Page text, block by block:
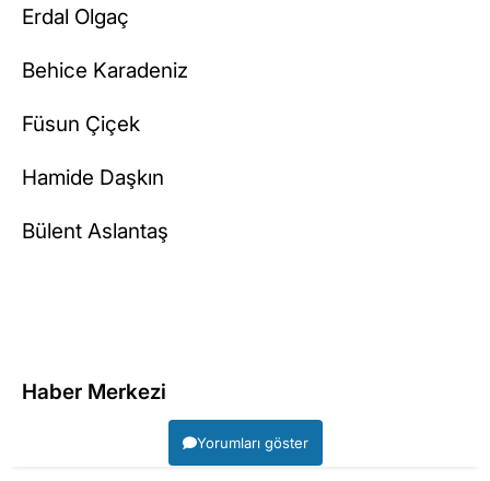
Erdal Olgaç
Behice Karadeniz
Füsun Çiçek
Hamide Daşkın
Bülent Aslantaş
Haber Merkezi
Yorumları göster